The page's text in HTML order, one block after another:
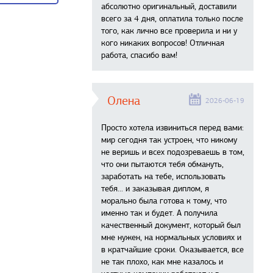
абсолютно оригинальный, доставили
всего за 4 дня, оплатила только после
того, как лично все проверила и ни у
кого никаких вопросов! Отличная
работа, спасибо вам!
Олена 2026-06-19
Просто хотела извиниться перед вами:
мир сегодня так устроен, что никому
не веришь и всех подозреваешь в том,
что они пытаются тебя обмануть,
заработать на тебе, использовать
тебя... и заказывая диплом, я
морально была готова к тому, что
именно так и будет. А получила
качественный документ, который был
мне нужен, на нормальных условиях и
в кратчайшие сроки. Оказывается, все
не так плохо, как мне казалось и